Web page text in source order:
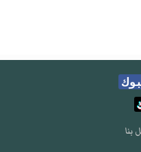
بنا